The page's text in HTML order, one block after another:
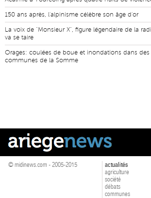
150 ans après, l'alpinisme célèbre son âge d'or
La voix de "Monsieur X", figure légendaire de la
va se taire
Orages: coulées de boue et inondations dans des
communes de la Somme
© midinews.com - 2005-2015
actualités
agriculture
société
débats
communes